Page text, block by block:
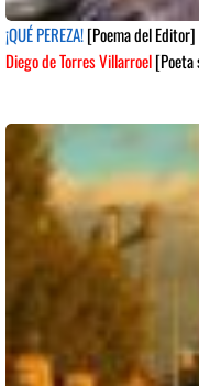
¡QUÉ PEREZA![Poema del Editor]
Diego de Torres Villarroel